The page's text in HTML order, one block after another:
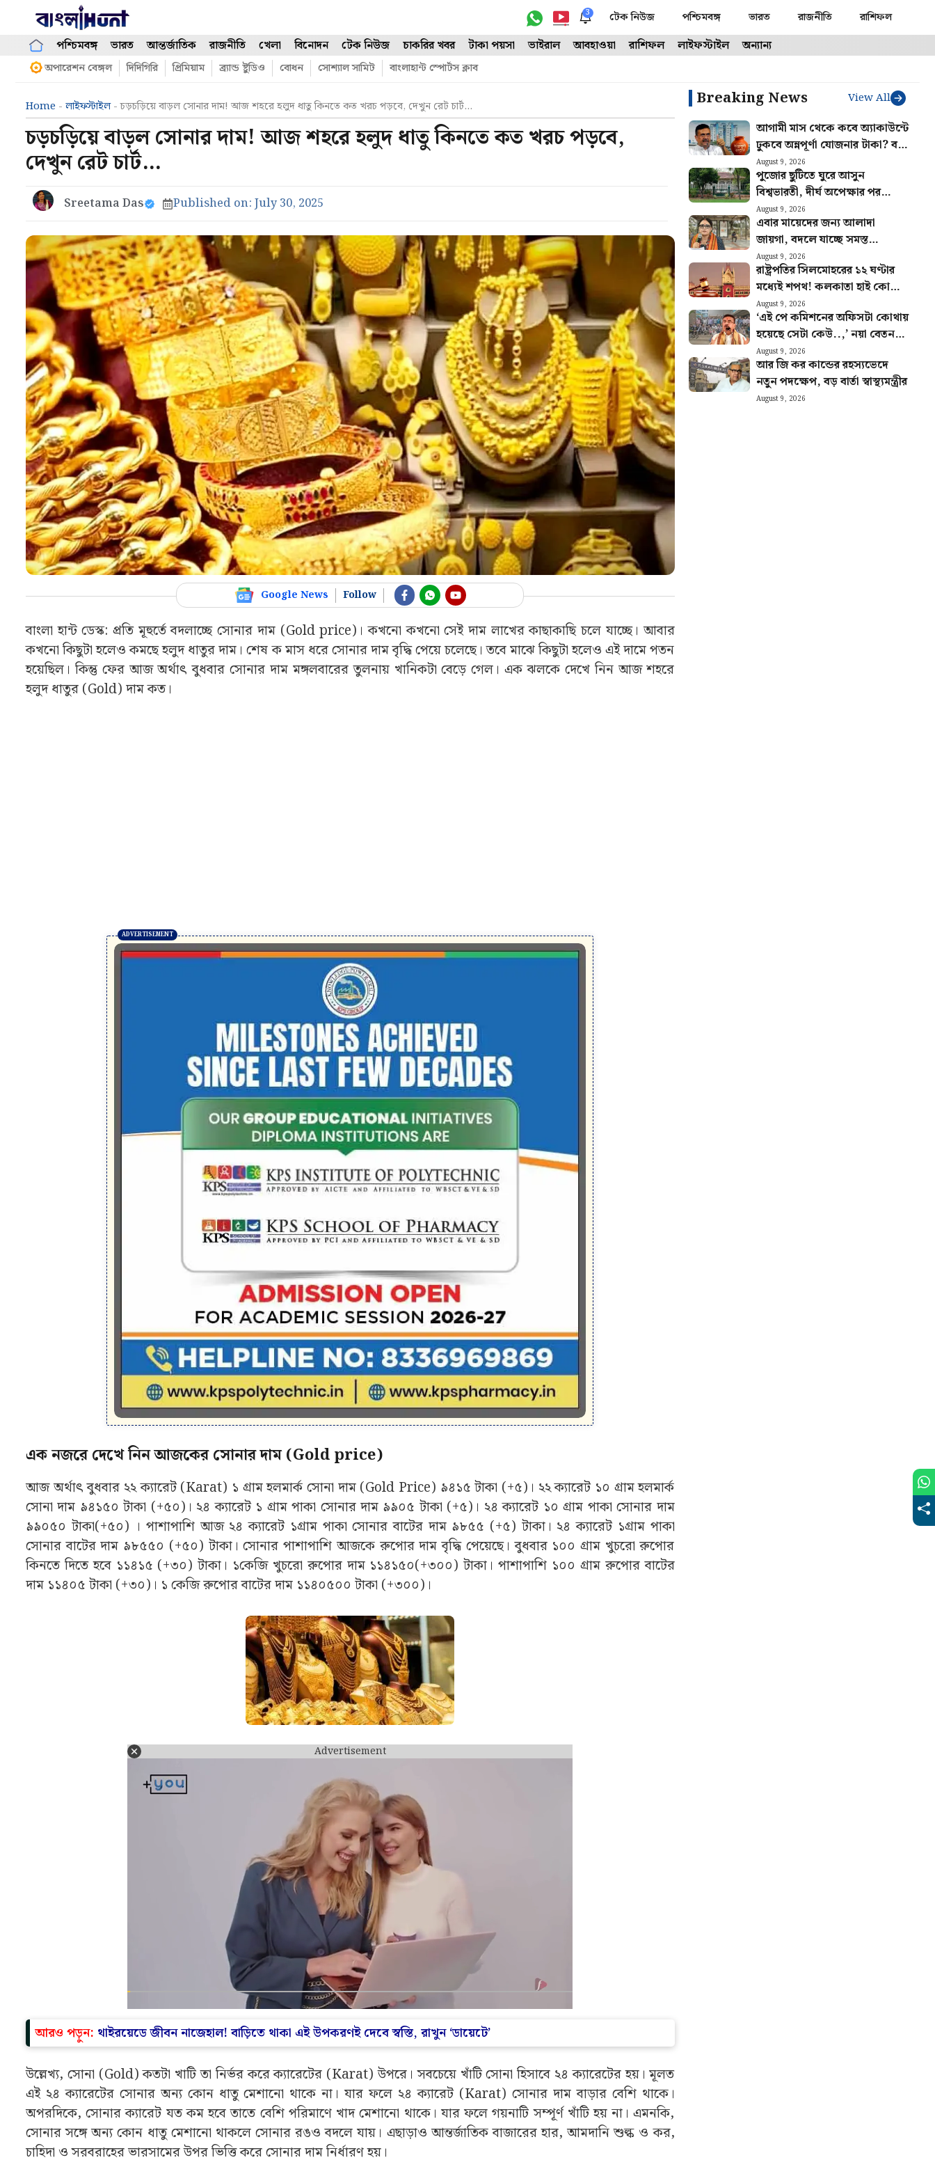
content
3 টেক নিউজ পশ্চিমবঙ্গ ভারত রাজনীতি রাশিফল
পশ্চিমবঙ্গ ভারত আন্তর্জাতিক রাজনীতি খেলা বিনোদন টেক নিউজ চাকরির খবর টাকা পয়সা ভাইরাল আবহাওয়া রাশিফল লাইফস্টাইল অন্যান্য
অপারেশন বেঙ্গল দিদিগিরি প্রিমিয়াম ব্র্যান্ড ষ্টুডিও বোধন সোশ্যাল সামিট বাংলাহান্ট স্পোর্টস ক্লাব
Home - লাইফস্টাইল-চড়চড়িয়ে বাড়ল সোনার দাম! আজ শহরে হলুদ ধাতু কিনতে কত খরচ পড়বে, দেখুন রেট চার্ট…
চড়চড়িয়ে বাড়ল সোনার দাম! আজ শহরে হলুদ ধাতু কিনতে কত খরচ পড়বে,
দেখুন রেট চার্ট…
Sreetama Das Published on: July 30, 2025
Google News Follow
বাংলা হান্ট ডেস্ক: প্রতি মূহুর্তে বদলাচ্ছে সোনার দাম (Gold price)। কখনো কখনো সেই দাম লাখের কাছাকাছি চলে যাচ্ছে। আবার
কখনো কিছুটা হলেও কমছে হলুদ ধাতুর দাম। শেষ ক মাস ধরে সোনার দাম বৃদ্ধি পেয়ে চলেছে। তবে মাঝে কিছুটা হলেও এই দামে পতন
হয়েছিল। কিন্তু ফের আজ অর্থাৎ বুধবার সোনার দাম মঙ্গলবারের তুলনায় খানিকটা বেড়ে গেল। এক ঝলকে দেখে নিন আজ শহরে
হলুদ ধাতুর (Gold) দাম কত।
এক নজরে দেখে নিন আজকের সোনার দাম (Gold price)
আজ অর্থাৎ বুধবার ২২ ক্যারেট (Karat) ১ গ্ৰাম হলমার্ক সোনা দাম (Gold Price) ৯৪১৫ টাকা (+৫)। ২২ ক্যারেট ১০ গ্ৰাম হলমার্ক
সোনা দাম ৯৪১৫০ টাকা (+৫০)। ২৪ ক্যারেট ১ গ্ৰাম পাকা সোনার দাম ৯৯০৫ টাকা (+৫)। ২৪ ক্যারেট ১০ গ্ৰাম পাকা সোনার দাম
৯৯০৫০ টাকা(+৫০) । পাশাপাশি আজ ২৪ ক্যারেট ১গ্ৰাম পাকা সোনার বাটের দাম ৯৮৫৫ (+৫) টাকা। ২৪ ক্যারেট ১গ্ৰাম পাকা
সোনার বাটের দাম ৯৮৫৫০ (+৫০) টাকা। সোনার পাশাপাশি আজকে রুপোর দাম বৃদ্ধি পেয়েছে। বুধবার ১০০ গ্ৰাম খুচরো রুপোর
কিনতে দিতে হবে ১১৪১৫ (+৩০) টাকা। ১কেজি খুচরো রুপোর দাম ১১৪১৫০(+৩০০) টাকা। পাশাপাশি ১০০ গ্ৰাম রুপোর বাটের
দাম ১১৪০৫ টাকা (+৩০)। ১ কেজি রুপোর বাটের দাম ১১৪০৫০০ টাকা (+৩০০)।
Advertisement
আরও পড়ুন: থাইরয়েডে জীবন নাজেহাল! বাড়িতে থাকা এই উপকরণই দেবে স্বস্তি, রাখুন ‘ডায়েটে’
উল্লেখ্য, সোনা (Gold) কতটা খাটি তা নির্ভর করে ক্যারেটের (Karat) উপরে। সবচেয়ে খাঁটি সোনা হিসাবে ২৪ ক্যারেটের হয়। মূলত
এই ২৪ ক্যারেটের সোনার অন্য কোন ধাতু মেশানো থাকে না। যার ফলে ২৪ ক্যারেট (Karat) সোনার দাম বাড়ার বেশি থাকে।
অপরদিকে, সোনার ক্যারেট যত কম হবে তাতে বেশি পরিমাণে খাদ মেশানো থাকে। যার ফলে গয়নাটি সম্পূর্ণ খাঁটি হয় না। এমনকি,
সোনার সঙ্গে অন্য কোন ধাতু মেশানো থাকলে সোনার রঙও বদলে যায়। এছাড়াও আন্তর্জাতিক বাজারের হার, আমদানি শুল্ক ও কর,
চাহিদা ও সরবরাহের ভারসামের উপর ভিত্তি করে সোনার দাম নির্ধারণ হয়।
Breaking News View All
আগামী মাস থেকে কবে অ্যাকাউন্টে
ঢুকবে অন্নপূর্ণা যোজনার টাকা? বড়
ঘোষণা মুখ্যমন্ত্রীর
August 9, 2026
পুজোর ছুটিতে ঘুরে আসুন
বিশ্বভারতী, দীর্ঘ অপেক্ষার পর
পর্যটকদের জন্য খুলল
শান্তিনিকেতন গৃহ
August 9, 2026
এবার মায়েদের জন্য আলাদা
জায়গা, বদলে যাচ্ছে সমস্ত
বাসস্টপ, যাত্রী পরিষেবার আর কী
কী পরিবর্তন?
August 9, 2026
রাষ্ট্রপতির সিলমোহরের ১২ ঘণ্টার
মধ্যেই শপথ! কলকাতা হাই কোর্টে
নজিরবিহীন ঘটনা
August 9, 2026
‘এই পে কমিশনের অফিসটা কোথায়
হয়েছে সেটা কেউ..,’ নয়া বেতন
কমিশন নিয়ে প্রশ্ন সরকারি কর্মীদের
August 9, 2026
আর জি কর কান্ডের রহস্যভেদে
নতুন পদক্ষেপ, বড় বার্তা স্বাস্থ্যমন্ত্রীর
August 9, 2026